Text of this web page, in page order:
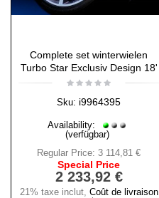
Complete set winterwielen
Turbo Star Exclusiv Design 18'
Sku: i9964395
Availability:
(verfügbar)
Regular Price: 3 114,81 €
Special Price
2 233,92 €
21% taxe inclut, Coût de livraison